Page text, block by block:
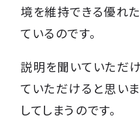
境を維持できる優れ
ているのです。
説明を聞いていただ
ていただけると思い
してしまうのです。